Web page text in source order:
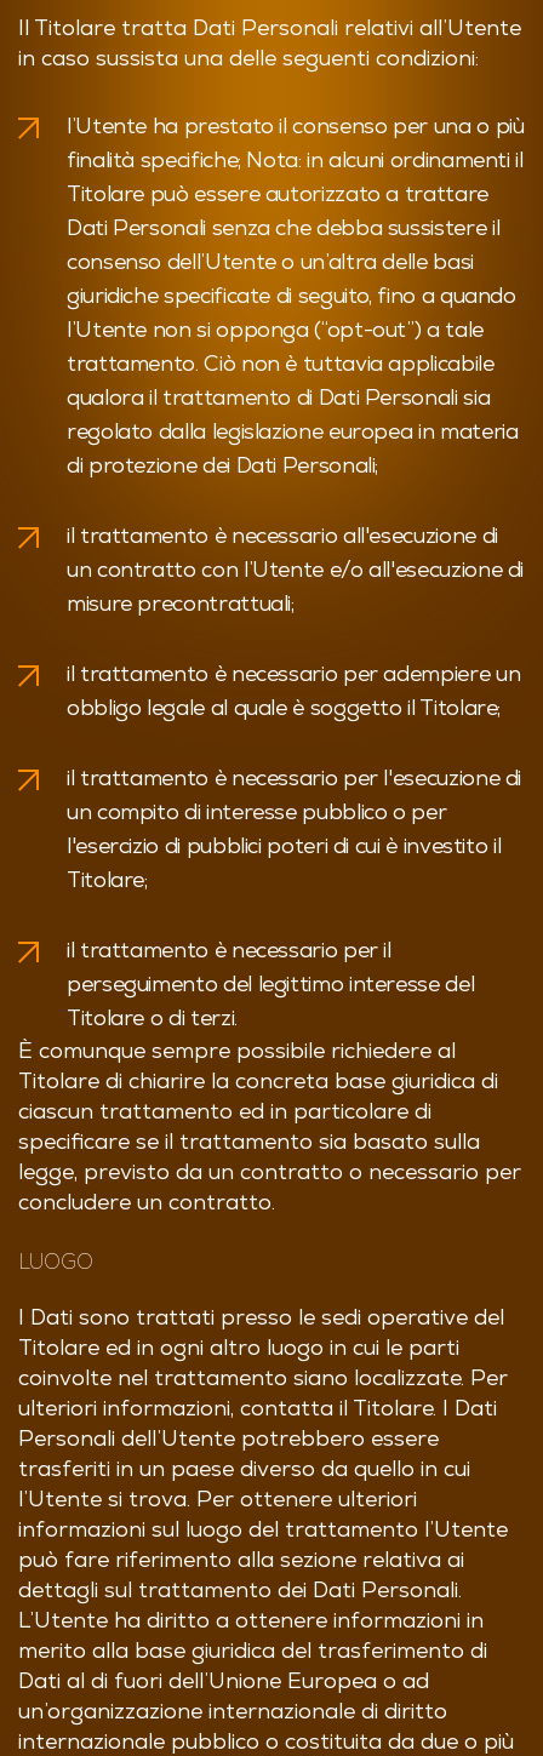
Il Titolare tratta Dati Personali relativi all’Utente
in caso sussista una delle seguenti condizioni:
l’Utente ha prestato il consenso per una o più
finalità specifiche; Nota: in alcuni ordinamenti il
Titolare può essere autorizzato a trattare
Dati Personali senza che debba sussistere il
consenso dell’Utente o un’altra delle basi
giuridiche specificate di seguito, fino a quando
l’Utente non si opponga (“opt-out”) a tale
trattamento. Ciò non è tuttavia applicabile
qualora il trattamento di Dati Personali sia
regolato dalla legislazione europea in materia
di protezione dei Dati Personali;
il trattamento è necessario all'esecuzione di
un contratto con l’Utente e/o all'esecuzione di
misure precontrattuali;
il trattamento è necessario per adempiere un
obbligo legale al quale è soggetto il Titolare;
il trattamento è necessario per l'esecuzione di
un compito di interesse pubblico o per
l'esercizio di pubblici poteri di cui è investito il
Titolare;
il trattamento è necessario per il
perseguimento del legittimo interesse del
Titolare o di terzi.
È comunque sempre possibile richiedere al
Titolare di chiarire la concreta base giuridica di
ciascun trattamento ed in particolare di
specificare se il trattamento sia basato sulla
legge, previsto da un contratto o necessario per
concludere un contratto.
LUOGO
I Dati sono trattati presso le sedi operative del
Titolare ed in ogni altro luogo in cui le parti
coinvolte nel trattamento siano localizzate. Per
ulteriori informazioni, contatta il Titolare. I Dati
Personali dell’Utente potrebbero essere
trasferiti in un paese diverso da quello in cui
l’Utente si trova. Per ottenere ulteriori
informazioni sul luogo del trattamento l’Utente
può fare riferimento alla sezione relativa ai
dettagli sul trattamento dei Dati Personali.
L’Utente ha diritto a ottenere informazioni in
merito alla base giuridica del trasferimento di
Dati al di fuori dell’Unione Europea o ad
un’organizzazione internazionale di diritto
internazionale pubblico o costituita da due o più